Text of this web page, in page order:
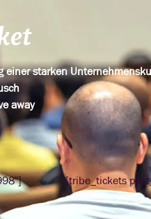
einer starken
away
[tribe_tickets